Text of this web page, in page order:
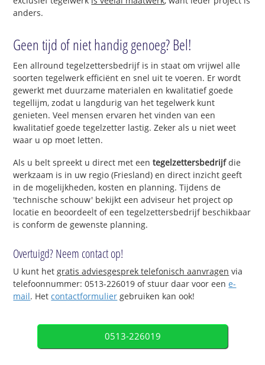
anders.
Geen tijd of niet handig genoeg? Bel!
Een allround tegelzettersbedrijf is in staat om vrijwel alle
soorten tegelwerk efficiënt en snel uit te voeren. Er wordt
gewerkt met duurzame materialen en kwalitatief goede
tegellijm, zodat u langdurig van het tegelwerk kunt
genieten. Veel mensen ervaren het vinden van een
kwalitatief goede tegelzetter lastig. Zeker als u niet weet
waar u op moet letten.
Als u belt spreekt u direct met eentegelzettersbedrijfdie
werkzaam is in uw regio (Friesland) en direct inzicht geeft
in de mogelijkheden, kosten en planning. Tijdens de
'technische schouw' bekijkt een adviseur het project op
locatie en beoordeelt of een tegelzettersbedrijf beschikbaar
is conform de gewenste planning.
Overtuigd? Neem contact op!
U kunt hetgratis adviesgesprek telefonisch aanvragen via
telefoonnummer: 0513-226019 of stuur daar voor eene-
mail. Hetcontactformulier gebruiken kan ook!
0513-226019